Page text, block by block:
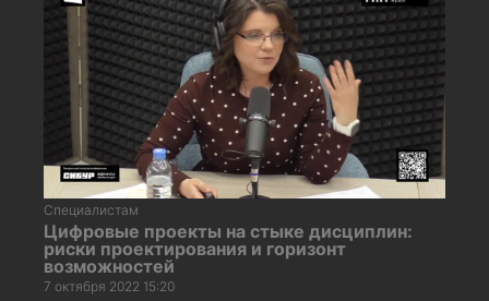
Специалистам
Цифровые проекты на стыке дисциплин:
риски проектирования и горизонт
возможностей
7 октября 2022 15:20